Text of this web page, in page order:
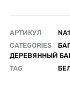
АРТИКУЛ
CATEGORIES
ДЕРЕВЯННЫЙ
TAG